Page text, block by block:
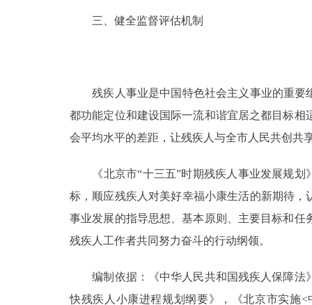
三、健全监督评估机制
残疾人事业是中国特色社会主义事业的重要
都功能定位和建设国际一流和谐宜居之都目标
会平均水平的差距，让残疾人与全市人民共创共
《北京市“十三五”时期残疾人事业发展规划
标，顺应残疾人对美好幸福小康生活的新期待
事业发展的指导思想、基本原则、主要目标和
残疾人工作者共同努力奋斗的行动纲领。
编制依据：《中华人民共和国残疾人保障法》
快残疾人小康进程规划纲要》，《北京市实施